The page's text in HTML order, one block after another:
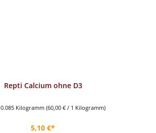
Repti Calcium ohne D3
0.085 Kilogramm (60,00 € / 1 Kilogramm)
Regulärer Preis:
5,10 €*